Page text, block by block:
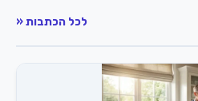
לכל הכתבות «